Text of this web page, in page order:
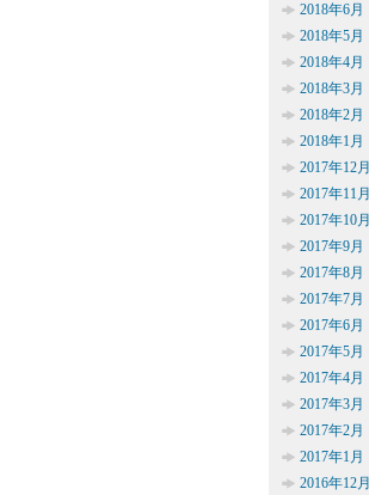
2018年6月
2018年5月
2018年4月
2018年3月
2018年2月
2018年1月
2017年12月
2017年11月
2017年10月
2017年9月
2017年8月
2017年7月
2017年6月
2017年5月
2017年4月
2017年3月
2017年2月
2017年1月
2016年12月